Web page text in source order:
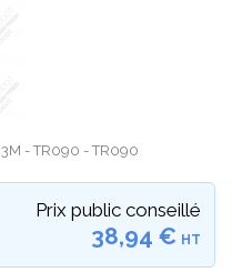
3M - TR090 - TR090
Prix public conseillé
38,94 € HT